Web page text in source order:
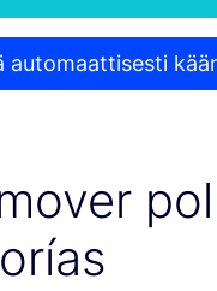
automaattisesti